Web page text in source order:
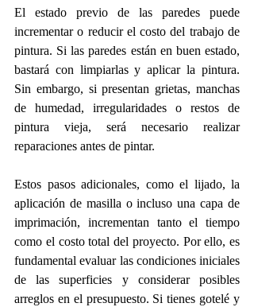
El estado previo de las paredes puede
incrementar o reducir el costo del trabajo de
pintura. Si las paredes están en buen estado,
bastará con limpiarlas y aplicar la pintura.
Sin embargo, si presentan grietas, manchas
de humedad, irregularidades o restos de
pintura vieja, será necesario realizar
reparaciones antes de pintar.
Estos pasos adicionales, como el lijado, la
aplicación de masilla o incluso una capa de
imprimación, incrementan tanto el tiempo
como el costo total del proyecto. Por ello, es
fundamental evaluar las condiciones iniciales
de las superficies y considerar posibles
arreglos en el presupuesto. Si tienes gotelé y